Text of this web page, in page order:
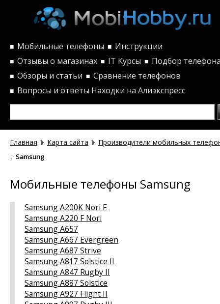
■ Мобильные телефоны ■ Инструкции
■ Отзывы о магазинах ■ IT Курсы ■ Подбор
■ Обзоры и статьи ■ Сравнение телефонов
■ Вопросы и ответы Находки на Алиэкспресс
Главная Карта сайта Производители мобильных
Samsung
Мобильные телефоны Samsung
Samsung A200K Nori F
Samsung A220 F Nori
Samsung A657
Samsung A667 Evergreen
Samsung A687 Strive
Samsung A817 Solstice II
Samsung A847 Rugby II
Samsung A887 Solstice
Samsung A927 Flight II